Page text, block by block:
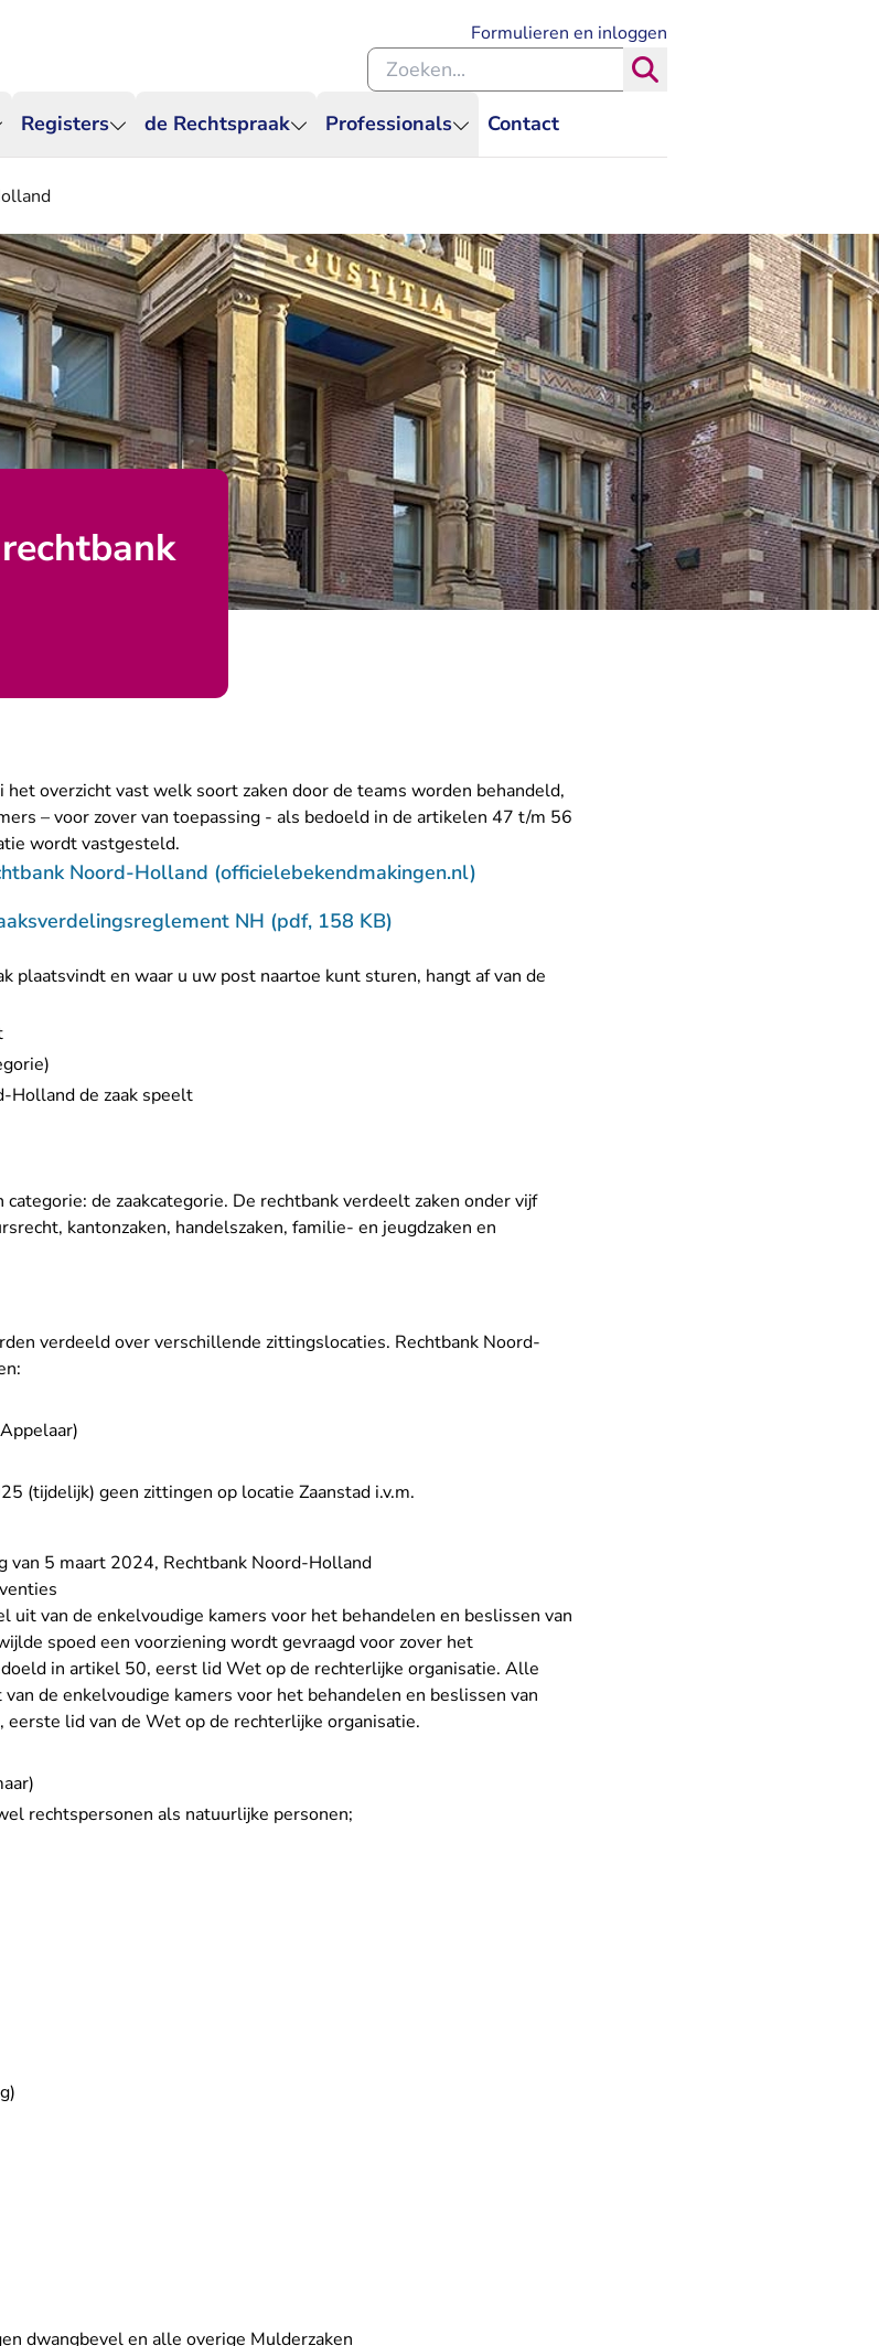
Registers de Rechtspraak Professionals Contact
Formulieren en inloggen
Zoeken binnen de Rechtspraak
overzicht vast welk soort zaken door de teams worden behandeld,
– voor zover van toepassing - als bedoeld in de artikelen 47 t/m 56
wordt vastgesteld.
Noord-Holland (officielebekendmakingen.nl)
NH (pdf, 158 KB)
plaatsvindt en waar u uw post naartoe kunt sturen, hangt af van de
Holland de zaak speelt
de zaakcategorie. De rechtbank verdeelt zaken onder vijf
kantonzaken, handelszaken, familie- en jeugdzaken en
verdeeld over verschillende zittingslocaties. Rechtbank Noord-
(tijdelijk) geen zittingen op locatie Zaanstad i.v.m.
van 5 maart 2024, Rechtbank Noord-Holland
uit van de enkelvoudige kamers voor het behandelen en beslissen van
spoed een voorziening wordt gevraagd voor zover het
in artikel 50, eerst lid Wet op de rechterlijke organisatie. Alle
de enkelvoudige kamers voor het behandelen en beslissen van
lid van de Wet op de rechterlijke organisatie.
rechtspersonen als natuurlijke personen;
dwangbevel en alle overige Mulderzaken